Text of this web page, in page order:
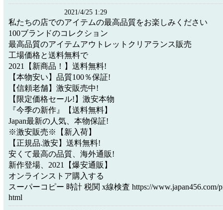
2021/4/25 1:29
私たちの店でのアイテムの最高品質をお楽しみください
100ブランドのコレクション
最高品質のアイテムアウトレットクリアランス販売
工場価格と送料無料で
2021【新商品！】送料無料!
【本物安い】品質100％保証!
【信頼老舗】激安販売中!
【限定価格セール!】激安本物
『今季の新作』【送料無料】
Japan最新の人気、本物保証!
※激安販売※【新入荷】
【正規品.激安】送料無料!
安くて最高の品質、海外通販!
新作登場、2021【爆安通販】
オンラインストア購入する
スーパーコピー 時計 税関 x線検査 https://www.japan456.com/
html